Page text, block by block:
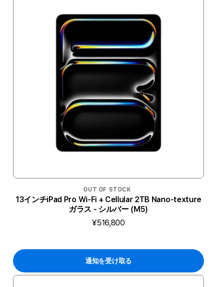
OUT OF STOCK
13インチiPad Pro Wi-Fi + Cellular 2TB Nano-texture
ガラス - シルバー (M5)
¥516,800
通知を受け取る